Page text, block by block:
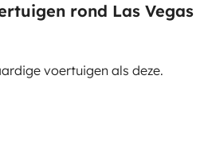
rond Las Vegas
voertuigen als deze.